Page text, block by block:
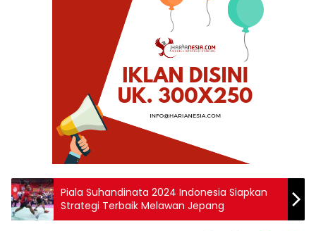
Piala Suhandinata 2024 Indonesia Siapkan
Strategi Terbaik Melawan Jepang